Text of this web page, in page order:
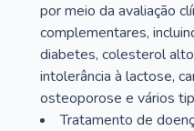
por meio da avaliação
complementares,
diabetes, colesterol
intolerância à lactose,
osteoporose e vários
Tratamento de